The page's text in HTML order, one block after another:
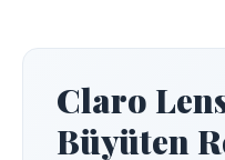
Claro
Büyüten